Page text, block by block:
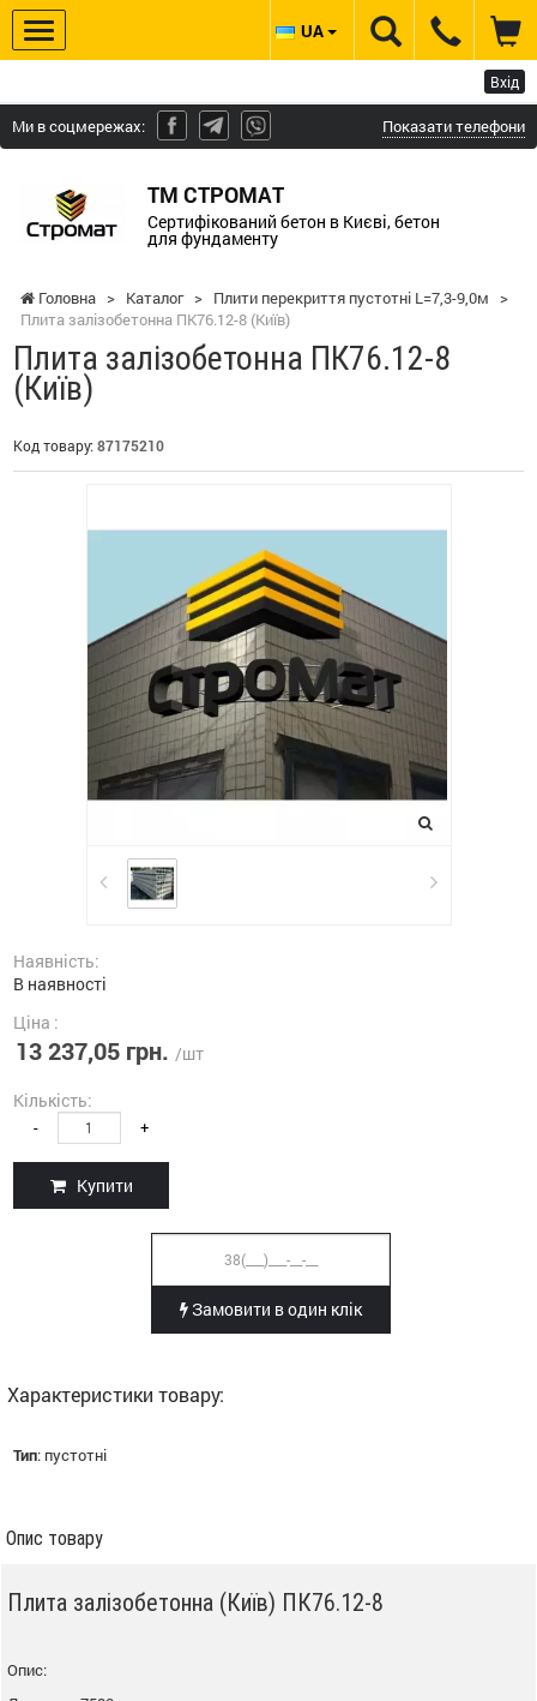
Вхід
Ми в соцмережах: Показати телефони
ТМ СТРОМАТ
Сертифікований бетон в Києві, бетон
для фундаменту
UA
Головна > Каталог > Плити перекриття пустотні L=7,3-9,0м
>
Плита залізобетонна ПК76.12-8 (Київ)
Плита залізобетонна ПК76.12-8
(Київ)
Код товару: 87175210
Наявність:
В наявності
Ціна :
13 237,05 грн. /шт
Кількість:
- +
Купити
Замовити в один клік
Характеристики товару:
Тип: пустотні
Опис товару
Плита залізобетонна (Київ) ПК76.12-8
Опис: